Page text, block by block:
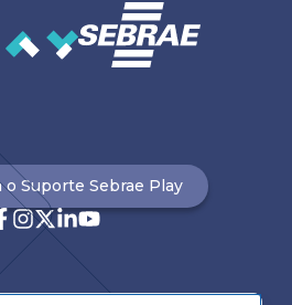
o Suporte Sebrae Play